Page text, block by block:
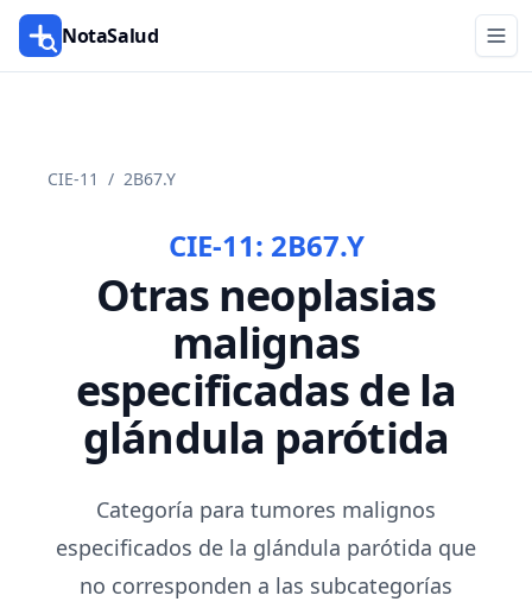
NotaSalud
CIE-11 / 2B67.Y
CIE-11: 2B67.Y
Otras neoplasias
malignas
especificadas de la
glándula parótida
Categoría para tumores malignos
especificados de la glándula parótida que
no corresponden a las subcategorías